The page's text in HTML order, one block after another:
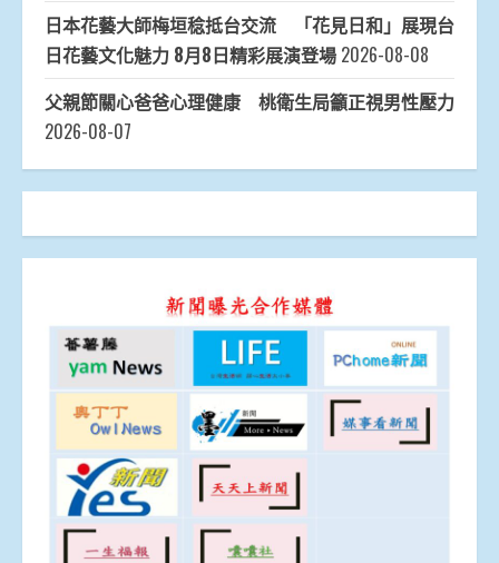
日本花藝大師梅垣稔抵台交流 「花見日和」展現台
日花藝文化魅力 8月8日精彩展演登場 2026-08-08
父親節關心爸爸心理健康 桃衛生局籲正視男性壓力
2026-08-07